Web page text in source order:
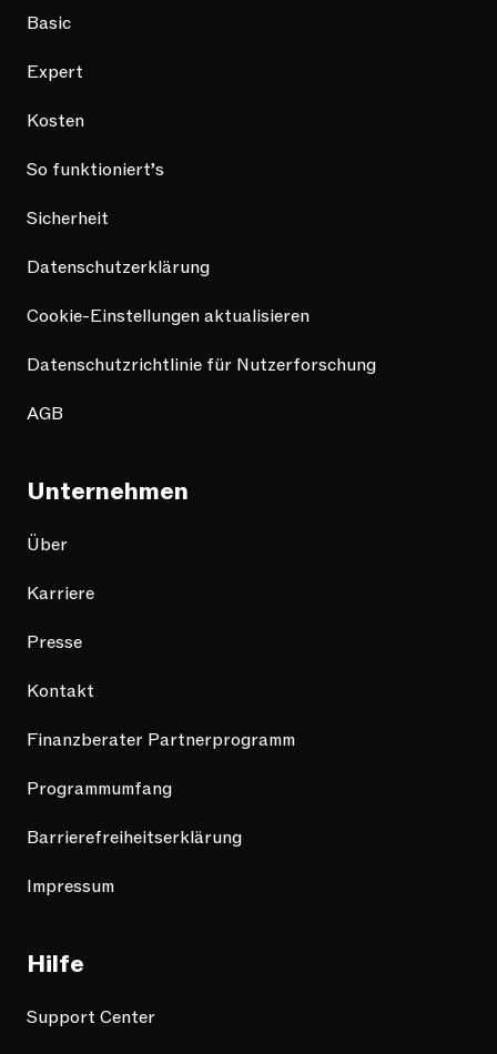
Basic
Expert
Kosten
So funktioniert’s
Sicherheit
Datenschutzerklärung
Cookie-Einstellungen aktualisieren
Datenschutzrichtlinie für Nutzerforschung
AGB
Unternehmen
Über
Karriere
Presse
Kontakt
Finanzberater Partnerprogramm
Programmumfang
Barrierefreiheitserklärung
Impressum
Hilfe
Support Center